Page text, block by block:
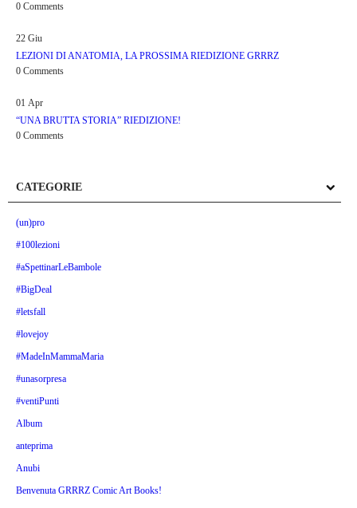
0 Comments
22 Giu
LEZIONI DI ANATOMIA, LA PROSSIMA RIEDIZIONE GRRRZ
0 Comments
01 Apr
“UNA BRUTTA STORIA” RIEDIZIONE!
0 Comments
CATEGORIE
(un)pro
#100lezioni
#aSpettinarLeBambole
#BigDeal
#letsfall
#lovejoy
#MadeInMammaMaria
#unasorpresa
#ventiPunti
Album
anteprima
Anubi
Benvenuta GRRRZ Comic Art Books!